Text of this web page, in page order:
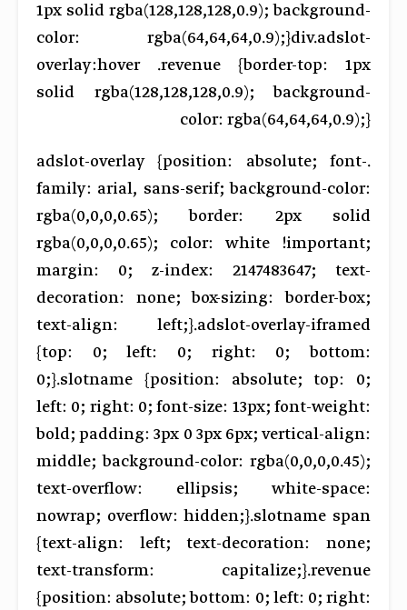
1px solid rgba(128,128,128,0.9); background-
color: rgba(64,64,64,0.9);}div.adslot-
overlay:hover .revenue {border-top: 1px
solid rgba(128,128,128,0.9); background-
color: rgba(64,64,64,0.9);}
.adslot-overlay {position: absolute; font-
family: arial, sans-serif; background-color:
rgba(0,0,0,0.65); border: 2px solid
rgba(0,0,0,0.65); color: white !important;
margin: 0; z-index: 2147483647; text-
decoration: none; box-sizing: border-box;
text-align: left;}.adslot-overlay-iframed
{top: 0; left: 0; right: 0; bottom:
0;}.slotname {position: absolute; top: 0;
left: 0; right: 0; font-size: 13px; font-weight:
bold; padding: 3px 0 3px 6px; vertical-align:
middle; background-color: rgba(0,0,0,0.45);
text-overflow: ellipsis; white-space:
nowrap; overflow: hidden;}.slotname span
{text-align: left; text-decoration: none;
text-transform: capitalize;}.revenue
{position: absolute; bottom: 0; left: 0; right: